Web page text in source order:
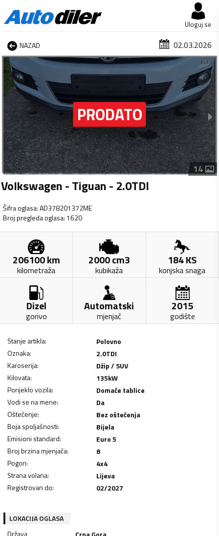
Uloguj se
NAZAD 02.03.2026
1 od 14
14
Volkswagen - Tiguan - 2.0TDI
Šifra oglasa:AD378201372ME
Broj pregleda oglasa: 1620
206100km
kilometraža
2000cm3
kubikaža
184KS
konjska snaga
Dizel
gorivo
Automatski
mjenjač
2015
godište
Stanje artikla:
Polovno
Oznaka:
2.0TDI
Karoserija:
Džip / SUV
Kilovata: 135kW
Porijeklo vozila:
Domaće tablice
Vodi se na mene:
Da
Oštećenje:
Bez oštećenja
Boja spoljašnosti:
Bijela
Emisioni standard:
Euro 5
Broj brzina mjenjača:
8
Pogon:
4x4
Strana volana:
Lijeva
Registrovan do: 02/2027
LOKACIJA OGLASA
Država